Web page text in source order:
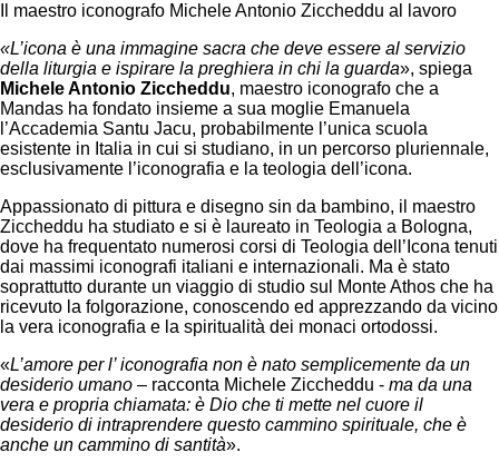
Il maestro iconografo Michele Antonio Ziccheddu al lavoro
«L’icona è una immagine sacra che deve essere al servizio
della liturgia e ispirare la preghiera in chi la guarda», spiega
Michele Antonio Ziccheddu, maestro iconografo che a
Mandas ha fondato insieme a sua moglie Emanuela
l’Accademia Santu Jacu, probabilmente l’unica scuola
esistente in Italia in cui si studiano, in un percorso pluriennale,
esclusivamente l’iconografia e la teologia dell’icona.
Appassionato di pittura e disegno sin da bambino, il maestro
Ziccheddu ha studiato e si è laureato in Teologia a Bologna,
dove ha frequentato numerosi corsi di Teologia dell’Icona tenuti
dai massimi iconografi italiani e internazionali. Ma è stato
soprattutto durante un viaggio di studio sul Monte Athos che ha
ricevuto la folgorazione, conoscendo ed apprezzando da vicino
la vera iconografia e la spiritualità dei monaci ortodossi.
«L’amore per l’ iconografia non è nato semplicemente da un
desiderio umano – racconta Michele Ziccheddu - ma da una
vera e propria chiamata: è Dio che ti mette nel cuore il
desiderio di intraprendere questo cammino spirituale, che è
anche un cammino di santità».